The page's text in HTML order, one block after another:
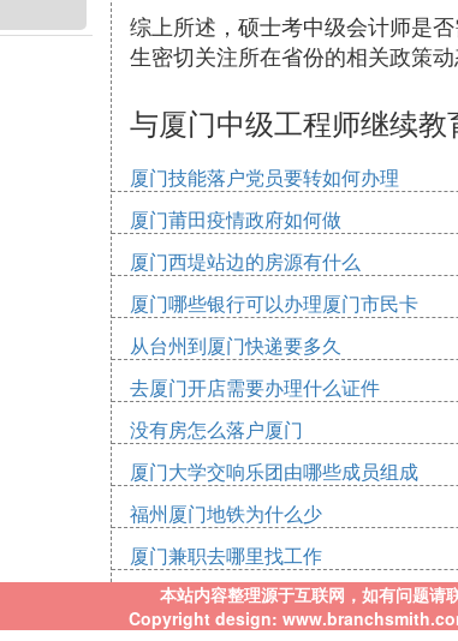
综上所述，硕士考中级会计师是
生密切关注所在省份的相关政策
与厦门中级工程师继续
厦门技能落户党员要转如何办理
厦门莆田疫情政府如何做
厦门西堤站边的房源有什么
厦门哪些银行可以办理厦门市民卡
从台州到厦门快递要多久
去厦门开店需要办理什么证件
没有房怎么落户厦门
厦门大学交响乐团由哪些成员组成
福州厦门地铁为什么少
厦门兼职去哪里找工作
本站内容整理源于互联网，如有问题请
Copyright design: